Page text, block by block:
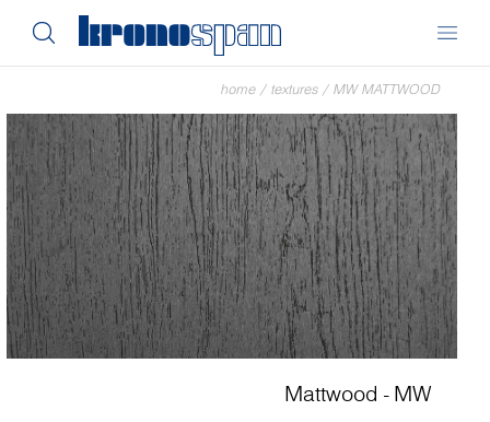
home / textures / MW MATTWOOD
Mattwood - MW